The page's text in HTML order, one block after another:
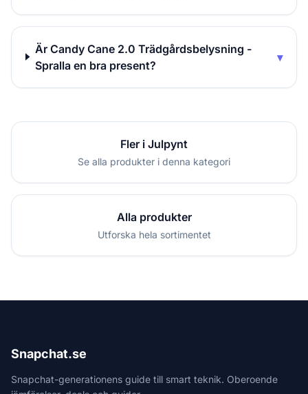
Är Candy Cane 2.0 Trädgårdsbelysning -
Spralla en bra present?
▾
Fler i Julpynt
Se alla produkter i denna kategori
Alla produkter
Utforska hela sortimentet
Snapchat.se
Snapchat-generationens guide till smart teknik. Oberoende